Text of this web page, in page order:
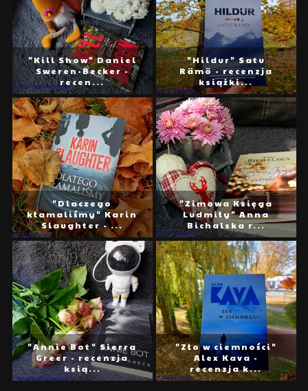
"Kill Show" Daniel
Sweren-Becker -
recen...
"Hildur" Satu
Rämö - recenzja
książki...
"Dlaczego
kłamaliśmy" Karin
Slaughter - ...
"Zimowa Księga
Ludmiły" Anna
Bichalska r...
"Annie Bot" Sierra
Greer - recenzja
ksią...
"Zło w ciemności"
Alex Kava -
recenzja k...